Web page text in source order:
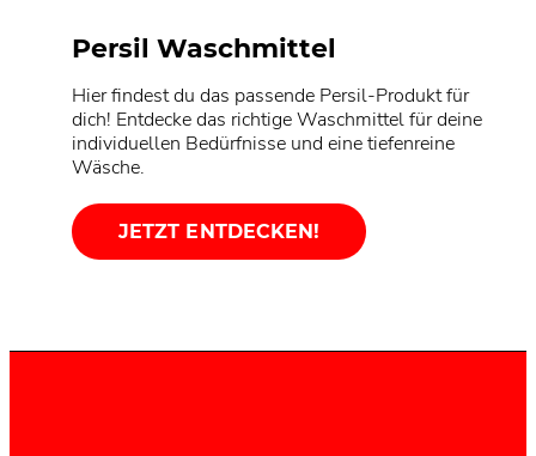
Persil Waschmittel
Hier findest du das passende Persil-Produkt für
dich! Entdecke das richtige Waschmittel für deine
individuellen Bedürfnisse und eine tiefenreine
Wäsche.
JETZT ENTDECKEN!
Persil Service